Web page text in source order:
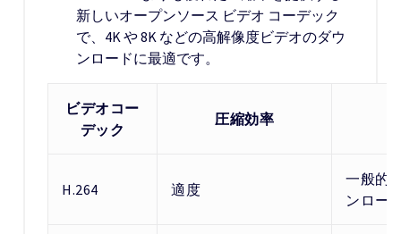
新しいオープンソース ビデオ コーデック
で、4K や 8K などの高解像度ビデオのダウ
ンロードに最適です。
ビデオコー
デック
圧縮効率
H.264 適度
一般的
ンロー